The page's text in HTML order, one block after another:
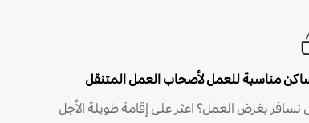
مناسبة للعمل لأصحاب العمل المتنقل
تسافر بغرض العمل؟ اعثر على إقامة طويلة الأجل